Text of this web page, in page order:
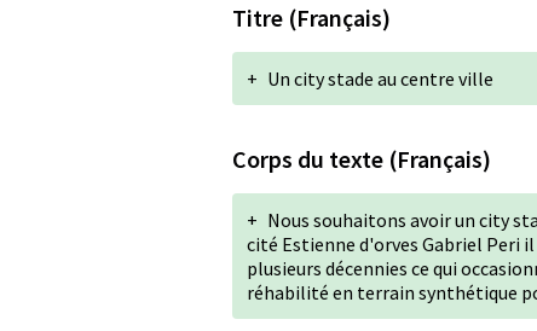
Titre (Français)
+ Un city stade au centre ville
Corps du texte (Français)
+ Nous souhaitons avoir un city
cité Estienne d'orves Gabriel Peri
plusieurs décennies ce qui
réhabilité en terrain synthétique